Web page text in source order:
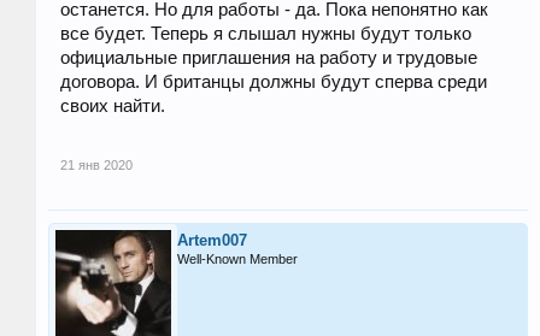
останется. Но для работы - да. Пока непонятно как
все будет. Теперь я слышал нужны будут только
официальные приглашения на работу и трудовые
договора. И британцы должны будут сперва среди
своих найти.
21 янв 2020
Artem007
Well-Known Member